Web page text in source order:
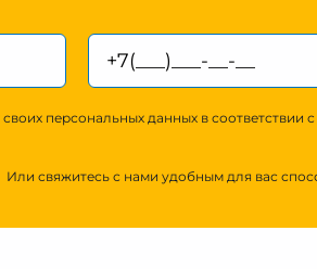
персональных данных в соответствии с
Или свяжитесь с нами удобным для вас